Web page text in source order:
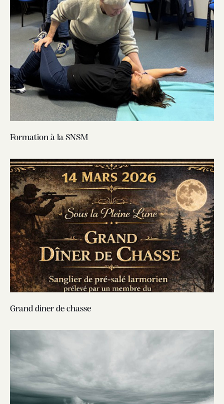
Formation à la SNSM
Grand diner de chasse